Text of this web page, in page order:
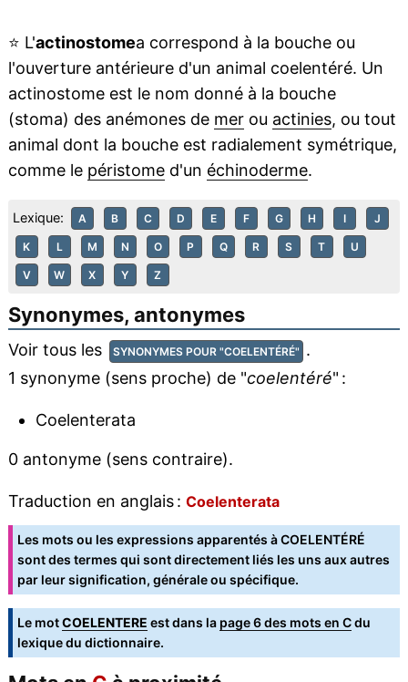
⭐ L'actinostomea correspond à la bouche ou
l'ouverture antérieure d'un animal coelentéré. Un
actinostome est le nom donné à la bouche
(stoma) des anémones de merou actinies, ou tout
animal dont la bouche est radialement symétrique,
comme le péristomed'un échinoderme.
Lexique: A B C D E F G H I J
K L M N O P Q R S T U
V W X Y Z
Synonymes, antonymes
Voir tous les SYNONYMES POUR "COELENTÉRÉ" .
1 synonyme (sens proche) de "coelentéré" :
Coelenterata
0 antonyme (sens contraire).
Traduction en anglais : Coelenterata
Les mots ou les expressions apparentés à COELENTÉRÉ
sont des termes qui sont directement liés les uns aux autres
par leur signification, générale ou spécifique.
Le motCOELENTERE est dans la page 6 des mots en Cdu
lexique du dictionnaire.